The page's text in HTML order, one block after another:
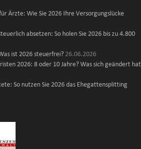
Ärzte: Wie Sie 2026 Ihre Versorgungslücke
absetzen: So holen Sie 2026 bis zu 4.800
ist 2026 steuerfrei? 26.06.2026
2026: 8 oder 10 Jahre? Was sich geändert hat
So nutzen Sie 2026 das Ehegattensplitting